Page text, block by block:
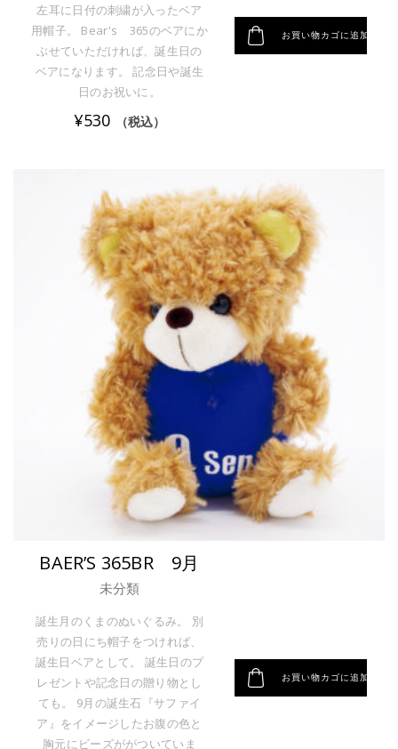
左耳に日付の刺繍が入ったベア
用帽子。 Bear's 365のベアにか
ぶせていただければ、誕生日の
ベアになります。 記念日や誕生
日のお祝いに。
¥530 （税込）
お買い物カゴに追加
BAER’S 365BR 9月
未分類
誕生月のくまのぬいぐるみ。 別
売りの日にち帽子をつければ、
誕生日ベアとして。 誕生日のプ
レゼントや記念日の贈り物とし
ても。 9月の誕生石『サファイ
ア』をイメージしたお腹の色と
胸元にビーズががついていま
お買い物カゴに追加